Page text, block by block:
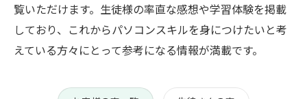
覧いただけます。生徒様の率直な感想や学習体験を掲載
しており、これからパソコンスキルを身につけたいと考
えている方々にとって参考になる情報が満載です。